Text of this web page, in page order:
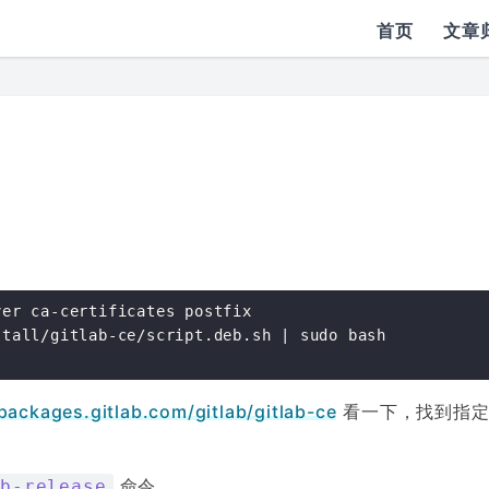
首页 文章
ca-certificates postfix
gitlab-ce/script.deb.sh | sudo bash
gitlab/gitlab-ce 看一下，找到指